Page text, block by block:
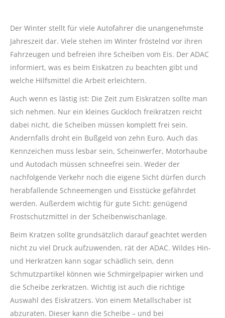
Der Winter stellt für viele Autofahrer die unangenehmste
Jahreszeit dar. Viele stehen im Winter fröstelnd vor ihren
Fahrzeugen und befreien ihre Scheiben vom Eis. Der ADAC
informiert, was es beim Eiskatzen zu beachten gibt und
welche Hilfsmittel die Arbeit erleichtern.
Auch wenn es lästig ist: Die Zeit zum Eiskratzen sollte man
sich nehmen. Nur ein kleines Guckloch freikratzen reicht
dabei nicht, die Scheiben müssen komplett frei sein.
Andernfalls droht ein Bußgeld von zehn Euro. Auch das
Kennzeichen muss lesbar sein, Scheinwerfer, Motorhaube
und Autodach müssen schneefrei sein. Weder der
nachfolgende Verkehr noch die eigene Sicht dürfen durch
herabfallende Schneemengen und Eisstücke gefährdet
werden. Außerdem wichtig für gute Sicht: genügend
Frostschutzmittel in der Scheibenwischanlage.
Beim Kratzen sollte grundsätzlich darauf geachtet werden
nicht zu viel Druck aufzuwenden, rät der ADAC. Wildes Hin-
und Herkratzen kann sogar schädlich sein, denn
Schmutzpartikel können wie Schmirgelpapier wirken und
die Scheibe zerkratzen. Wichtig ist auch die richtige
Auswahl des Eiskratzers. Von einem Metallschaber ist
abzuraten. Dieser kann die Scheibe – und bei